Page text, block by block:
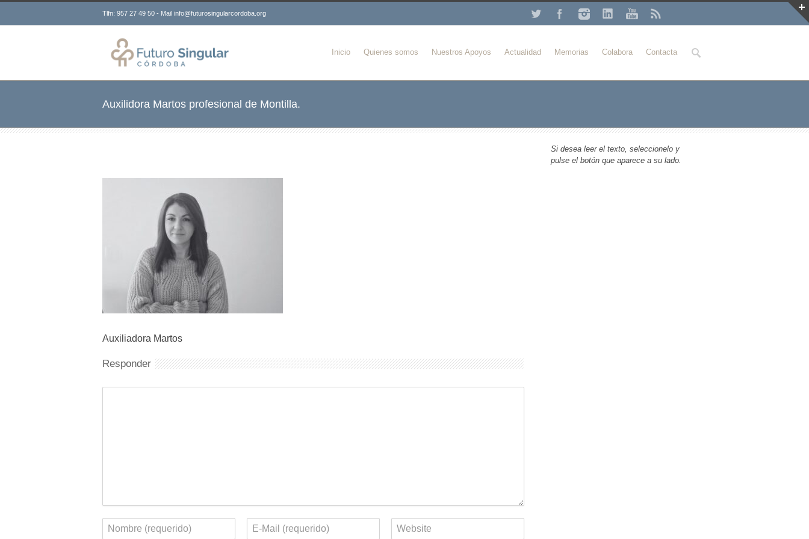
Tlfn: 957 27 49 50 - Mail info@futurosingularcordoba.org
Buscar
Inicio Quienes somos Nuestros Apoyos Actualidad Memorias Colabora Contacta
Auxilidora Martos profesional de Montilla.
Si desea leer el texto, seleccionelo y
pulse el botón que aparece a su lado.
Auxiliadora Martos
Responder
Nombre
Correo
Web